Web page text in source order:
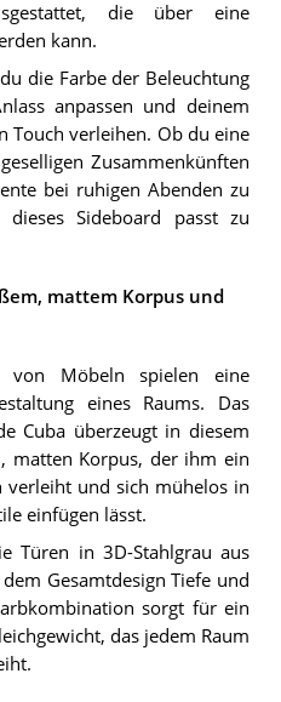
die über eine
kann.
die Farbe der Beleuchtung
anpassen und deinem
Touch verleihen. Ob du eine
Zusammenkünften
bei ruhigen Abenden zu
dieses Sideboard passt zu
mattem Korpus und
von Möbeln spielen eine
eines Raums. Das
Cuba überzeugt in diesem
matten Korpus, der ihm ein
verleiht und sich mühelos in
einfügen lässt.
Türen in 3D-Stahlgrau aus
Gesamtdesign Tiefe und
sorgt für ein
das jedem Raum